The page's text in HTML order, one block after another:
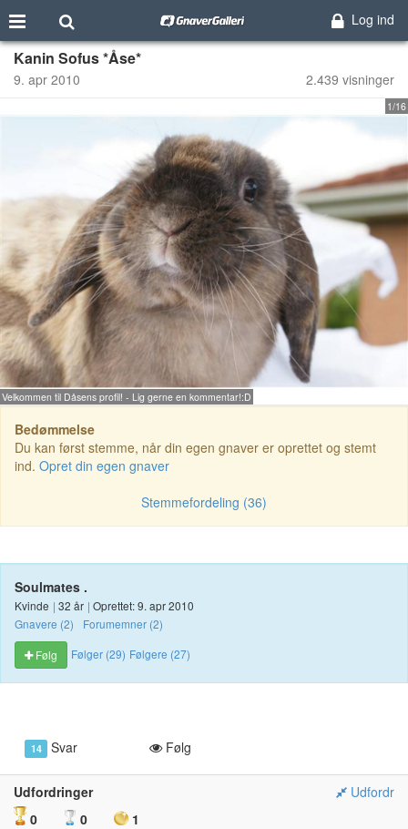
Log ind
Kanin Sofus *Åse*
9. apr 2010 2.439 visninger
1/16
Velkommen til Dåsens profil! - Lig gerne en kommentar!:D
Bedømmelse
Du kan først stemme, når din egen gnaver er oprettet og stemt
ind. Opret din egen gnaver
Stemmefordeling (36)
Soulmates .
Kvinde | 32 år | Oprettet: 9. apr 2010
Gnavere (2)
Forumemner (2)
Følg
Følger (29) Følgere (27)
14 Svar Følg
Udfordringer
Udfordr
0
0 1